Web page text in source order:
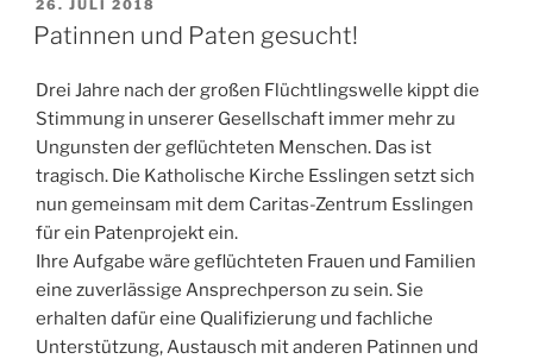
VERÖFFENTLICHT
AM
26. JULI 2018
Patinnen und Paten gesucht!
Drei Jahre nach der großen Flüchtlingswelle kippt die
Stimmung in unserer Gesellschaft immer mehr zu
Ungunsten der geflüchteten Menschen. Das ist
tragisch. Die Katholische Kirche Esslingen setzt sich
nun gemeinsam mit dem Caritas-Zentrum Esslingen
für ein Patenprojekt ein.
Ihre Aufgabe wäre geflüchteten Frauen und Familien
eine zuverlässige Ansprechperson zu sein. Sie
erhalten dafür eine Qualifizierung und fachliche
Unterstützung, Austausch mit anderen Patinnen und